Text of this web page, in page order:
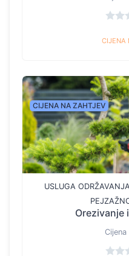
CIJENA
CIJENA NA ZAHTJEV
USLUGA
Orezivanje